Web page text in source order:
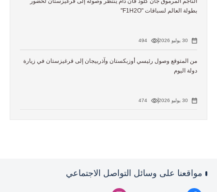
بطولة العالم لسباقات "F1H2O"
30 يوليو 2026 494
من المتوقع وصول رئيسي أوزبكستان وآذربيجان إلى قرغيزستان في زيارة
دولة اليوم
30 يوليو 2026 474
مواقعنا على وسائل التواصل الاجتماعي